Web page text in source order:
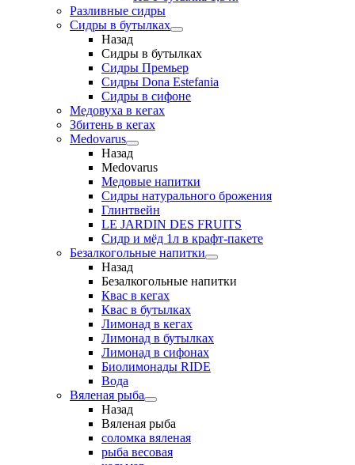
Разливные сидры
Сидры в бутылках
Назад
Сидры в бутылках
Сидры Премьер
Сидры Dona Estefania
Сидры в сифоне
Медовуха в кегах
Збитень в кегах
Medovarus
Назад
Medovarus
Медовые напитки
Сидры натурального брожения
Глинтвейн
LE JARDIN DES FRUITS
Сидр и мёд 1л в крафт-пакете
Безалкогольные напитки
Назад
Безалкогольные напитки
Квас в кегах
Квас в бутылках
Лимонад в кегах
Лимонад в бутылках
Лимонад в сифонах
Биолимонады RIDE
Вода
Вяленая рыба
Назад
Вяленая рыба
соломка вяленая
рыба весовая